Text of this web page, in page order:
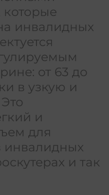
инвалидных
от 63 до
в узкую и
и
для
инвалидных
и так